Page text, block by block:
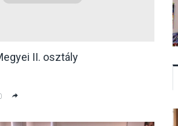
II. osztály